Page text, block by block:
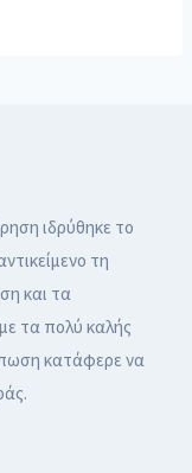
ιδρύθηκε το
τη
και τα
τα πολύ καλής
κατάφερε να